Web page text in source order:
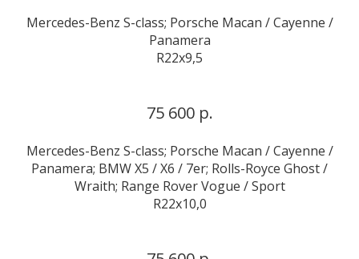
Mercedes-Benz S-class; Porsche Macan / Cayenne /
Panamera
R22x9,5
75 600 р.
Mercedes-Benz S-class; Porsche Macan / Cayenne /
Panamera; BMW X5 / X6 / 7er; Rolls-Royce Ghost /
Wraith; Range Rover Vogue / Sport
R22x10,0